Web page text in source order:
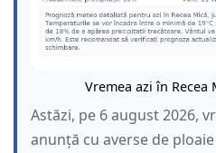
Vremea azi în Recea
Astăzi, pe 6 august 2026,
anunță cu averse de